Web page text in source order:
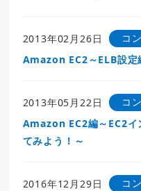
2013年02月26日
コ
Amazon EC2～ELB設定
2013年05月22日
コ
Amazon EC2編～EC2イ
てみよう！～
2016年12月29日
コ